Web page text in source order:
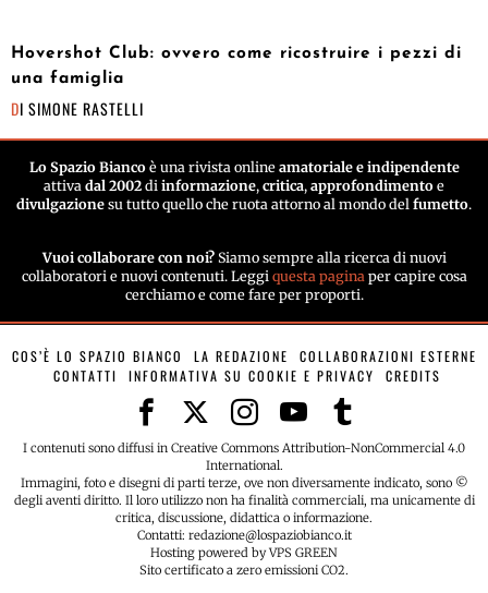
Hovershot Club: ovvero come ricostruire i pezzi di
una famiglia
DI SIMONE RASTELLI
Lo Spazio Biancoè una rivista online amatoriale e indipendente
attiva dal 2002 di informazione, critica, approfondimento e
divulgazione su tutto quello che ruota attorno al mondo del fumetto.
Vuoi collaborare con noi? Siamo sempre alla ricerca di nuovi
collaboratori e nuovi contenuti. Leggi questa paginaper capire cosa
cerchiamo e come fare per proporti.
COS’È LO SPAZIO BIANCO LA REDAZIONE
COLLABORAZIONI ESTERNE
CONTATTI
INFORMATIVA SU COOKIE E PRIVACY CREDITS
I contenuti sono diffusi in Creative Commons Attribution-NonCommercial 4.0
International.
Immagini, foto e disegni di parti terze, ove non diversamente indicato, sono ©
degli aventi diritto. Il loro utilizzo non ha finalità commerciali, ma unicamente di
critica, discussione, didattica o informazione.
Contatti: redazione@lospaziobianco.it
Hosting powered by VPS GREEN
Sito certificato a zero emissioni CO2.